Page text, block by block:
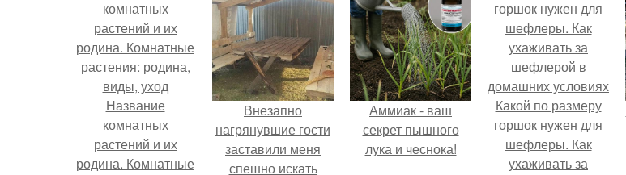
Название
комнатных
растений и их
родина. Комнатные
Внезапно
нагрянувшие гости
заставили меня
спешно искать
Аммиак - ваш
секрет пышного
лука и чеснока!
Какой по размеру
горшок нужен для
шефлеры. Как
ухаживать за